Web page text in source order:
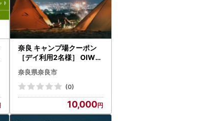
奈良 キャンプ場クーポン
［デイ利用2名様］ OIWA
KEPARKキャンプ場 10-0
21
奈良県奈良市
(0)
10,000